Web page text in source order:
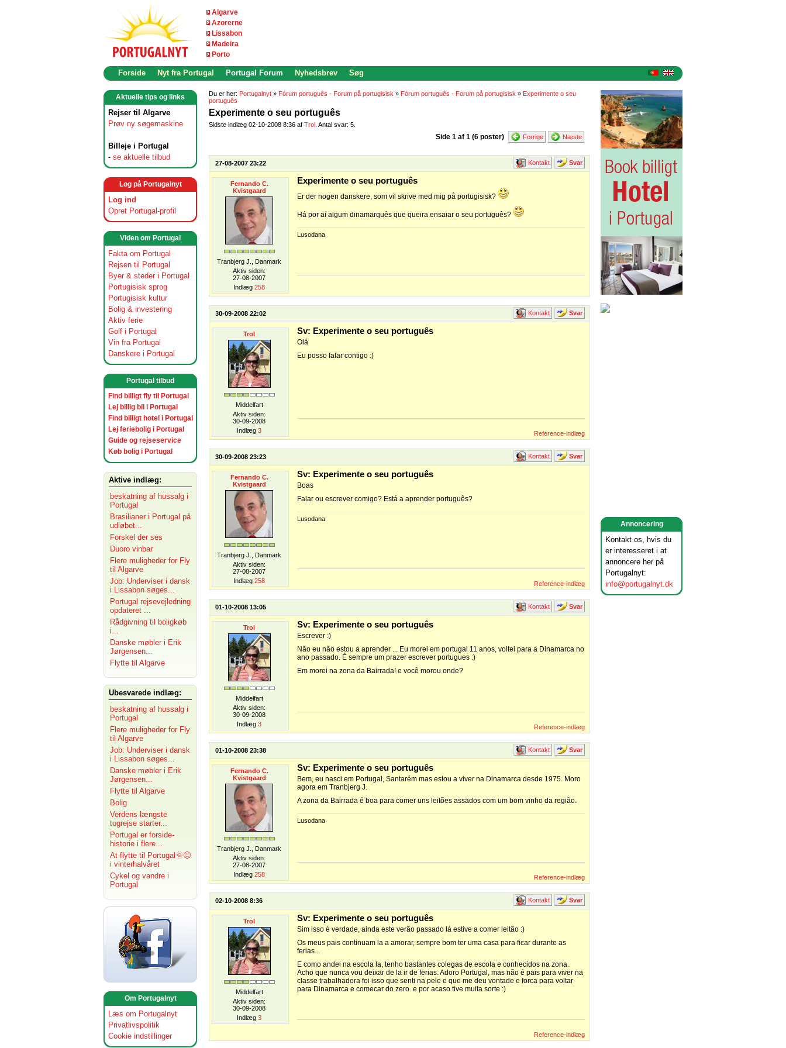
Algarve
Azorerne
Lissabon
Madeira
Porto
Forside Nyt fra Portugal Portugal Forum Nyhedsbrev Søg
Annoncering
Kontakt os, hvis du
er interesseret i at
annoncere her på
Portugalnyt:
info@portugalnyt.dk
Aktuelle tips og links
Rejser til Algarve
Prøv ny søgemaskine
Billeje i Portugal
- se aktuelle tilbud
Log på Portugalnyt
Log ind
Opret Portugal-profil
Viden om Portugal
Fakta om Portugal
Rejsen til Portugal
Byer & steder i Portugal
Portugisisk sprog
Portugisisk kultur
Bolig & investering
Aktiv ferie
Golf i Portugal
Vin fra Portugal
Danskere i Portugal
Portugal tilbud
Find billigt fly til Portugal
Lej billig bil i Portugal
Find billigt hotel i Portugal
Lej feriebolig i Portugal
Guide og rejseservice
Køb bolig i Portugal
Aktive indlæg:
beskatning af hussalg i
Portugal
Brasilianer i Portugal på
udløbet...
Forskel der ses
Duoro vinbar
Flere muligheder for Fly
til Algarve
Job: Underviser i dansk
i Lissabon søges...
Portugal rejsevejledning
opdateret ...
Rådgivning til boligkøb
i...
Danske møbler i Erik
Jørgensen...
Flytte til Algarve
Ubesvarede indlæg:
beskatning af hussalg i
Portugal
Flere muligheder for Fly
til Algarve
Job: Underviser i dansk
i Lissabon søges...
Danske møbler i Erik
Jørgensen...
Flytte til Algarve
Bolig
Verdens længste
togrejse starter...
Portugal er forside-
historie i flere...
At flytte til Portugal🌞😊
i vinterhalvåret
Cykel og vandre i
Portugal
Om Portugalnyt
Læs om Portugalnyt
Privatlivspolitik
Cookie indstillinger
Du er her: Portugalnyt » Fórum português - Forum på portugisisk » Fórum português - Forum på portugisisk » Experimente o seu
português
Experimente o seu português
Sidste indlæg 02-10-2008 8:36 af Trol . Antal svar: 5.
Side 1 af 1 (6 poster) Forrige Næste
27-08-2007 23:22 Kontakt Svar
Fernando C.
Kvistgaard
Tranbjerg J., Danmark
Aktiv siden:
27-08-2007
Indlæg 258
Experimente o seu português
Er der nogen danskere, som vil skrive med mig på portugisisk?
Há por aí algum dinamarquês que queira ensaiar o seu português?
Lusodana
30-09-2008 22:02 Kontakt Svar
Trol
Middelfart
Aktiv siden:
30-09-2008
Indlæg 3
Sv: Experimente o seu português
Olá
Eu posso falar contigo :)
Reference-indlæg
30-09-2008 23:23 Kontakt Svar
Fernando C.
Kvistgaard
Tranbjerg J., Danmark
Aktiv siden:
27-08-2007
Indlæg 258
Sv: Experimente o seu português
Boas
Falar ou escrever comigo? Está a aprender português?
Lusodana
Reference-indlæg
01-10-2008 13:05 Kontakt Svar
Trol
Middelfart
Aktiv siden:
30-09-2008
Indlæg 3
Sv: Experimente o seu português
Escrever :)
Não eu não estou a aprender ... Eu morei em portugal 11 anos, voltei para a Dinamarca no
ano passado. É sempre um prazer escrever portugues :)
Em morei na zona da Bairrada! e você morou onde?
Reference-indlæg
01-10-2008 23:38 Kontakt Svar
Fernando C.
Kvistgaard
Tranbjerg J., Danmark
Aktiv siden:
27-08-2007
Indlæg 258
Sv: Experimente o seu português
Bem, eu nasci em Portugal, Santarém mas estou a viver na Dinamarca desde 1975. Moro
agora em Tranbjerg J.
A zona da Bairrada é boa para comer uns leitões assados com um bom vinho da região.
Lusodana
Reference-indlæg
02-10-2008 8:36 Kontakt Svar
Trol
Middelfart
Aktiv siden:
30-09-2008
Indlæg 3
Sv: Experimente o seu português
Sim isso é verdade, ainda este verão passado lá estive a comer leitão :)
Os meus pais continuam la a amorar, sempre bom ter uma casa para ficar durante as
ferias...
E como andei na escola la, tenho bastantes colegas de escola e conhecidos na zona.
Acho que nunca vou deixar de la ir de ferias. Adoro Portugal, mas não é pais para viver na
classe trabalhadora foi isso que senti na pele e que me deu vontade e forca para voltar
para Dinamarca e comecar do zero. e por acaso tive muita sorte :)
Reference-indlæg